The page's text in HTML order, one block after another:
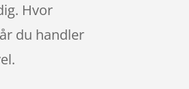
Hvor
du handler